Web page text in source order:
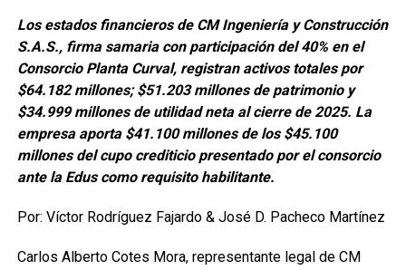
Los estados financieros de CM Ingeniería y Construcción
S.A.S., firma samaria con participación del 40% en el
Consorcio Planta Curval, registran activos totales por
$64.182 millones; $51.203 millones de patrimonio y
$34.999 millones de utilidad neta al cierre de 2025. La
empresa aporta $41.100 millones de los $45.100
millones del cupo crediticio presentado por el consorcio
ante la Edus como requisito habilitante.
Por: Víctor Rodríguez Fajardo & José D. Pacheco Martínez
Carlos Alberto Cotes Mora, representante legal de CM